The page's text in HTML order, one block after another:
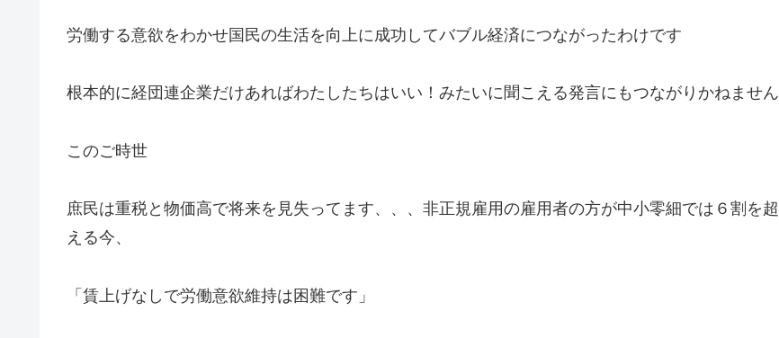
労働する意欲をわかせ国民の生活を向上に成功してバブル経済につながったわけです
根本的に経団連企業だけあればわたしたちはいい！みたいに聞こえる発言にもつながりかねません
このご時世
庶民は重税と物価高で将来を見失ってます、、、非正規雇用の雇用者の方が中小零細では６割を超
える今、
「賃上げなしで労働意欲維持は困難です」